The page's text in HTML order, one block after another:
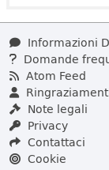
Informazioni
Domande
Atom Feed
Note legali
Privacy
Contattaci
Cookie